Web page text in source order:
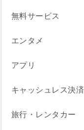
無料サービス
エンタメ
アプリ
キャッシュレス決済
旅行・レンタカー